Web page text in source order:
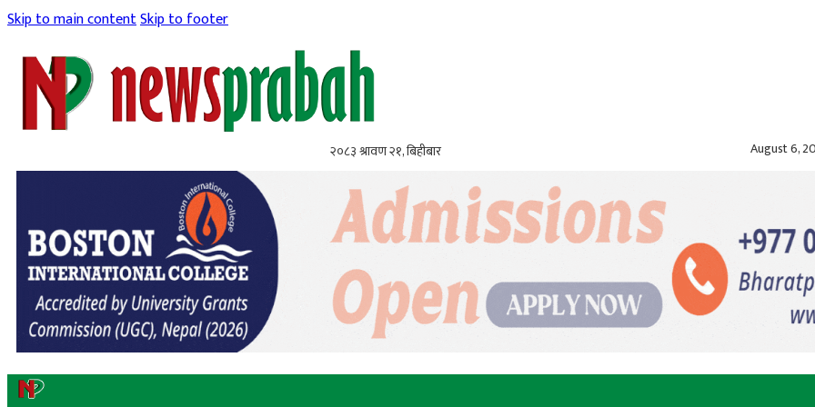
Skip to main contentSkip to footer
२०८३ श्रावण २१, बिहीबार August 6,